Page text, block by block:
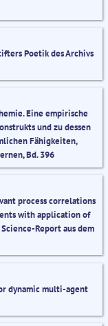
Poetik des Archivs
Eine empirische
und zu dessen
Fähigkeiten,
Bd. 396
process correlations
with application of
Report aus dem
dynamic multi-agent